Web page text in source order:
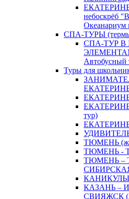
Океанариум
СПА-ТУРЫ
СПА-ТУР В
Автобусный
Туры для
тур)
ТЮМЕНЬ (ж/
ТЮМЕНЬ -
ТЮМЕНЬ –
КАНИКУЛЫ
КАЗАНЬ –
СВИЯЖСК